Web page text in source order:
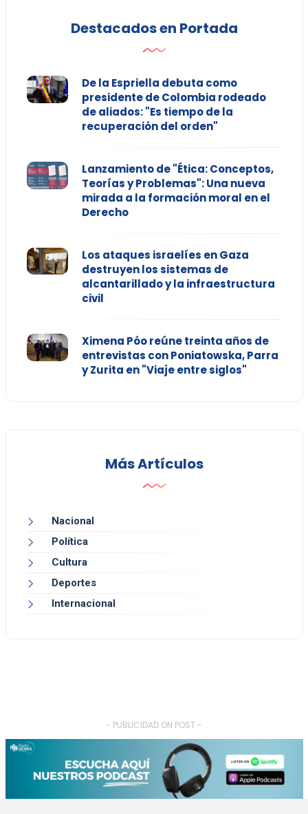
Destacados en Portada
De la Espriella debuta como
presidente de Colombia rodeado
de aliados: "Es tiempo de la
recuperación del orden"
Lanzamiento de "Ética: Conceptos,
Teorías y Problemas": Una nueva
mirada a la formación moral en el
Derecho
Los ataques israelíes en Gaza
destruyen los sistemas de
alcantarillado y la infraestructura
civil
Ximena Póo reúne treinta años de
entrevistas con Poniatowska, Parra
y Zurita en "Viaje entre siglos"
Más Artículos
Nacional
Política
Cultura
Deportes
Internacional
- PUBLICIDAD ON POST -